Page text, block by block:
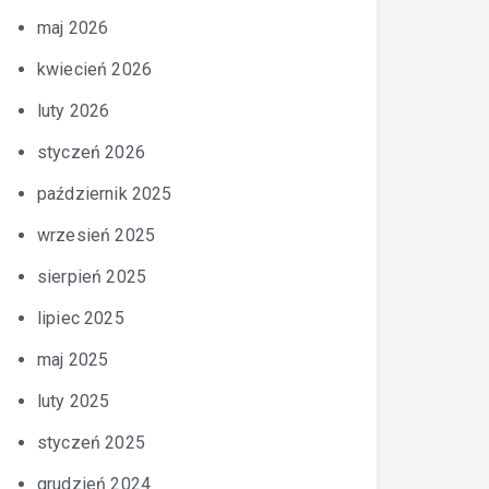
maj 2026
kwiecień 2026
luty 2026
styczeń 2026
październik 2025
wrzesień 2025
sierpień 2025
lipiec 2025
maj 2025
luty 2025
styczeń 2025
grudzień 2024